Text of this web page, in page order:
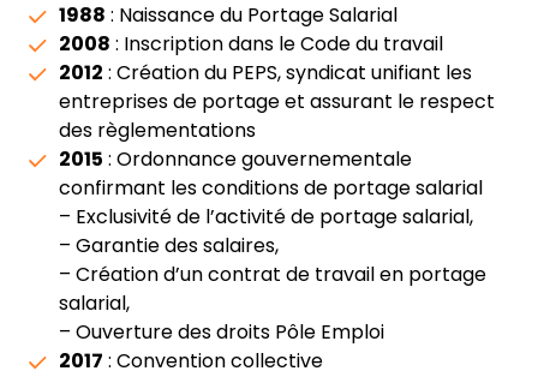
1988 : Naissance du Portage Salarial
2008 : Inscription dans le Code du travail
2012 : Création du PEPS, syndicat unifiant les
entreprises de portage et assurant le respect
des règlementations
2015 : Ordonnance gouvernementale
confirmant les conditions de portage salarial
– Exclusivité de l’activité de portage salarial,
– Garantie des salaires,
– Création d’un contrat de travail en portage
salarial,
– Ouverture des droits Pôle Emploi
2017 : Convention collective